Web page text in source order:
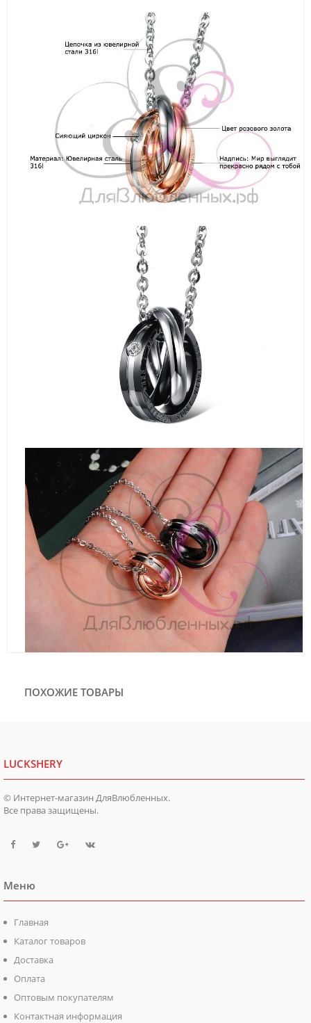
ПОХОЖИЕ ТОВАРЫ
LUCKSHERY
© Интернет-магазин ДляВлюбленных.
Все права защищены.
Меню
Главная
Каталог товаров
Доставка
Оплата
Оптовым покупателям
Контактная информация